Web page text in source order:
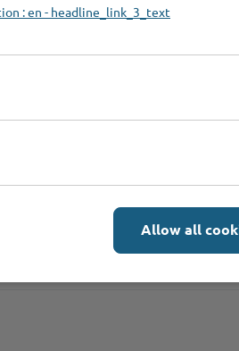
: en - headline_link_3_text
Allow all